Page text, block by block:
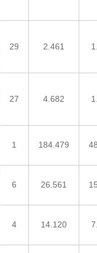
29 2.461
27 4.682
1 184.479
6 26.561
4 14.120